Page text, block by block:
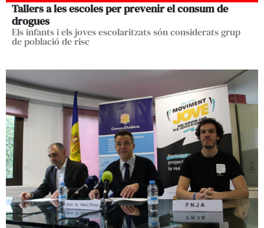
Tallers a les escoles per prevenir el consum de
drogues
Els infants i els joves escolaritzats són considerats grup
de població de risc